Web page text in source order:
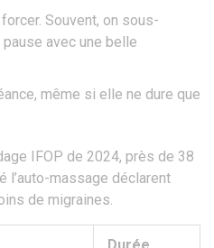
Souvent, on sous-
avec une belle
même si elle ne dure que
IFOP de 2024, près de 38
l’auto-massage déclarent
de migraines.